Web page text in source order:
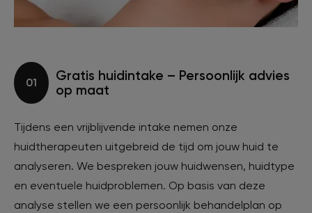
01
Gratis huidintake – Persoonlijk advies
op maat
Tijdens een vrijblijvende intake nemen onze
huidtherapeuten uitgebreid de tijd om jouw huid te
analyseren. We bespreken jouw huidwensen, huidtype
en eventuele huidproblemen. Op basis van deze
analyse stellen we een persoonlijk behandelplan op